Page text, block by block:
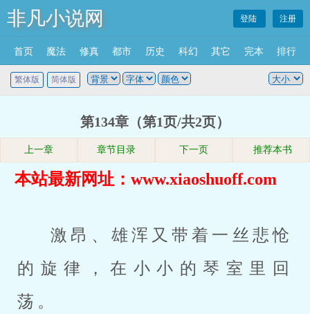
非凡小说网 登陆 注册
首页 魔法 修真 都市 历史 科幻 其它 完本 排行
繁体版 简体版
第134章（第1页/共2页）
上一章 章节目录 下一页 推荐本书
本站最新网址：www.xiaoshuoff.com
激昂、雄浑又带着一丝悲怆
的旋律，在小小的琴室里回
荡。